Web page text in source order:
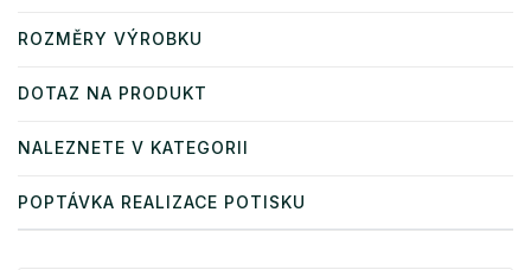
ROZMĚRY VÝROBKU
DOTAZ NA PRODUKT
NALEZNETE V KATEGORII
POPTÁVKA REALIZACE POTISKU